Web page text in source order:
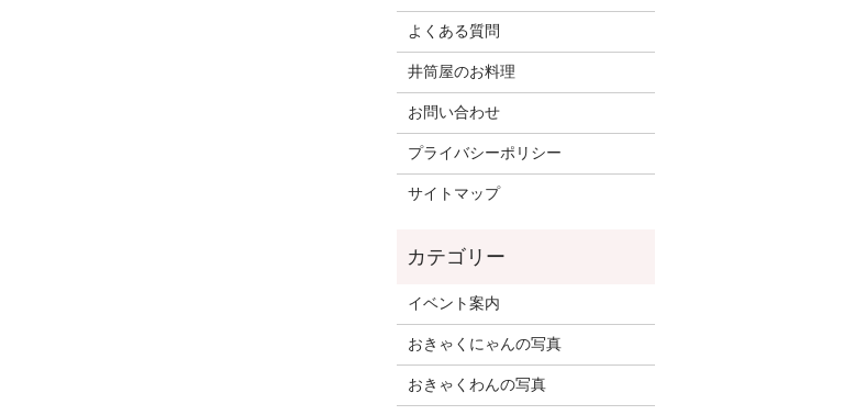
よくある質問
井筒屋のお料理
お問い合わせ
プライバシーポリシー
サイトマップ
イベント案内
おきゃくにゃんの写真
おきゃくわんの写真